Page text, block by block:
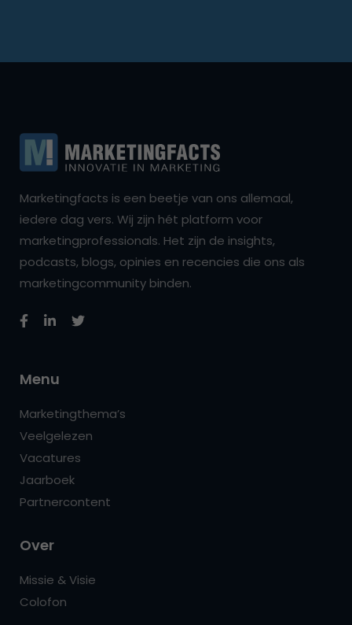
Marketingfacts is een beetje van ons allemaal,
iedere dag vers. Wij zijn hét platform voor
marketingprofessionals. Het zijn de insights,
podcasts, blogs, opinies en recencies die ons als
marketingcommunity binden.
Menu
Marketingthema’s
Veelgelezen
Vacatures
Jaarboek
Partnercontent
Over
Missie & Visie
Colofon